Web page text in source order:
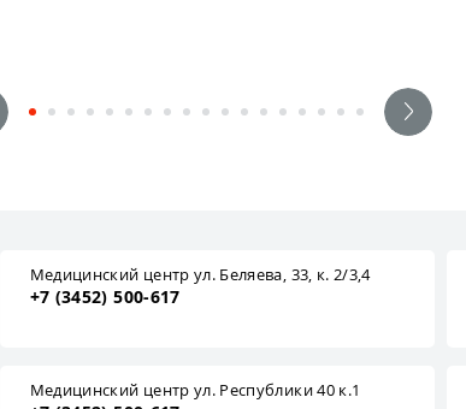
Медицинский центр ул. Беляева, 33, к. 2/3,4
+7 (3452) 500-617
Медицинский центр ул. Республики 40 к.1